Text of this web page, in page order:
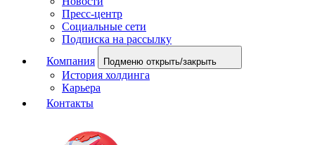
Пресс-центр
Социальные сети
Подписка на рассылку
Компания
Подменю открыть/закрыть
История холдинга
Карьера
Контакты